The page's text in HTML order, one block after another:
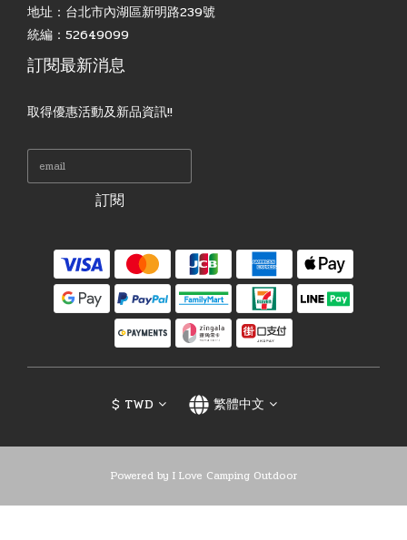
地址：台北市內湖區新明路239號
統編：52649099
訂閱最新消息
取得優惠活動及新品資訊!!
訂閱
$ TWD 繁體中文
Powered by I Love Camping Outdoor